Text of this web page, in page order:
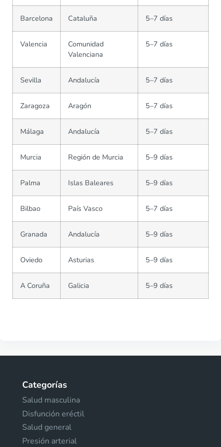
Barcelona Cataluña 5–7 días
Valencia
Comunidad
Valenciana
5–7 días
Sevilla Andalucía 5–7 días
Zaragoza Aragón 5–7 días
Málaga Andalucía 5–7 días
Murcia Región de Murcia 5–9 días
Palma Islas Baleares 5–9 días
Bilbao País Vasco 5–7 días
Granada Andalucía 5–9 días
Oviedo Asturias 5–9 días
A Coruña Galicia 5–9 días
Categorías
Salud masculina
Disfunción eréctil
Salud general
Presión arterial